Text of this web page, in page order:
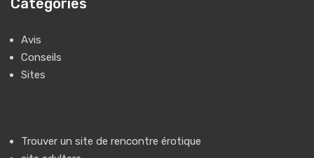
Avis
Conseils
Sites
Trouver un site de rencontre érotique